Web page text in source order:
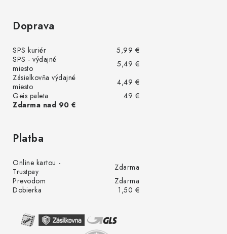
Doprava
SPS kuriér
5,99 €
SPS - výdajné
miesto
5,49 €
Zásielkovňa výdajné
miesto
4,49 €
Geis paleta
49 €
Zdarma nad 90 €
Platba
Online kartou -
Trustpay
Zdarma
Prevodom
Zdarma
Dobierka
1,50 €